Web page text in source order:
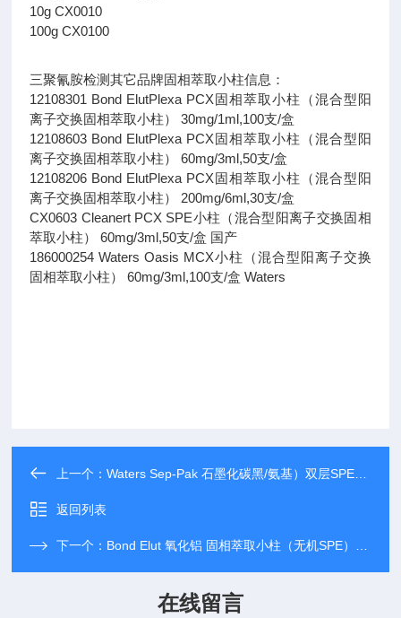
10g CX0010
100g CX0100
三聚氰胺检测其它品牌固相萃取小柱信息：
12108301 Bond ElutPlexa PCX固相萃取小柱（混合型阳
离子交换固相萃取小柱） 30mg/1ml,100支/盒
12108603 Bond ElutPlexa PCX固相萃取小柱（混合型阳
离子交换固相萃取小柱） 60mg/3ml,50支/盒
12108206 Bond ElutPlexa PCX固相萃取小柱（混合型阳
离子交换固相萃取小柱） 200mg/6ml,30支/盒
CX0603 Cleanert PCX SPE小柱（混合型阳离子交换固相
萃取小柱） 60mg/3ml,50支/盒 国产
186000254 Waters Oasis MCX小柱（混合型阳离子交换
固相萃取小柱） 60mg/3ml,100支/盒 Waters
上一个：Waters Sep-Pak 石墨化碳黑/氨基）双层SPE小柱（货号：186003877）
返回列表
下一个： Bond Elut 氧化铝 固相萃取小柱（无机SPE）（货号：12102047,12102048,1
在线留言